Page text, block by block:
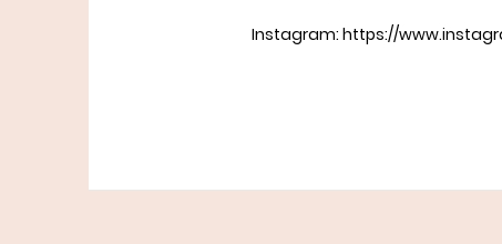
Instagram: https://